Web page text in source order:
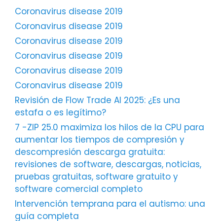
Coronavirus disease 2019
Coronavirus disease 2019
Coronavirus disease 2019
Coronavirus disease 2019
Coronavirus disease 2019
Coronavirus disease 2019
Revisión de Flow Trade AI 2025: ¿Es una
estafa o es legítimo?
7 -ZIP 25.0 maximiza los hilos de la CPU para
aumentar los tiempos de compresión y
descompresión descarga gratuita:
revisiones de software, descargas, noticias,
pruebas gratuitas, software gratuito y
software comercial completo
Intervención temprana para el autismo: una
guía completa